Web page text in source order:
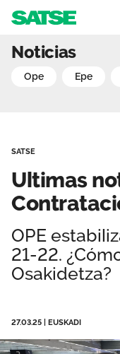
Delegados
Estructura
Secciones
Servicios
Ventajas
Actualidad
Acción Sindical
Noticias
Euskadi
EU ES
Contáctanos
Ultimas
Noticias
ope epe
SATSE
Ultimas
OPE
21-22.
Osakidetza?
27.03.25 EUSKADI